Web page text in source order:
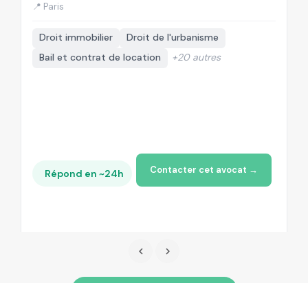
📍 Paris
Droit immobilier
Droit de l'urbanisme
Bail et contrat de location
+20 autres
Répond en ~24h Contacter cet avocat →